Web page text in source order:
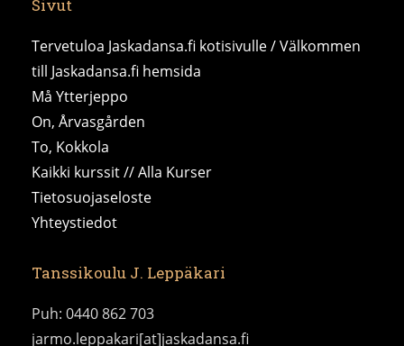
Sivut
Tervetuloa Jaskadansa.fi kotisivulle / Välkommen
till Jaskadansa.fi hemsida
Må Ytterjeppo
On, Årvasgården
To, Kokkola
Kaikki kurssit // Alla Kurser
Tietosuojaseloste
Yhteystiedot
Tanssikoulu J. Leppäkari
Puh: 0440 862 703
jarmo.leppakari[at]jaskadansa.fi